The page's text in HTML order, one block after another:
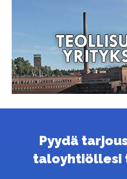
Pyydä
taloyhtiöllesi